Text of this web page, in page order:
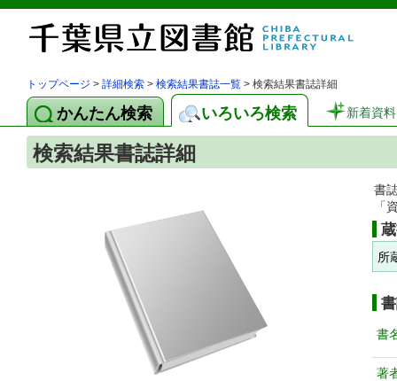
トップページ > 詳細検索 > 検索結果書誌一覧 > 検索結果書誌詳細
かんたん検索 いろいろ検索 新着資料
検索結果書誌詳細
書
「
所
書
著